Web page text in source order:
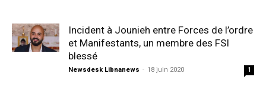
Incident à Jounieh entre Forces de l’ordre
et Manifestants, un membre des FSI
blessé
Newsdesk Libnanews - 18 juin 2020 1